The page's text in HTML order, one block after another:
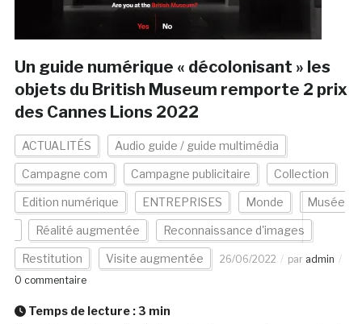
Un guide numérique « décolonisant » les
objets du British Museum remporte 2 prix
des Cannes Lions 2022
ACTUALITÉS Audio guide / guide multimédia
Campagne com Campagne publicitaire Collection
Edition numérique ENTREPRISES Monde Musée
Réalité augmentée Reconnaissance d'images
Restitution Visite augmentée 26/06/2022 par admin
0 commentaire
Temps de lecture : 3 min